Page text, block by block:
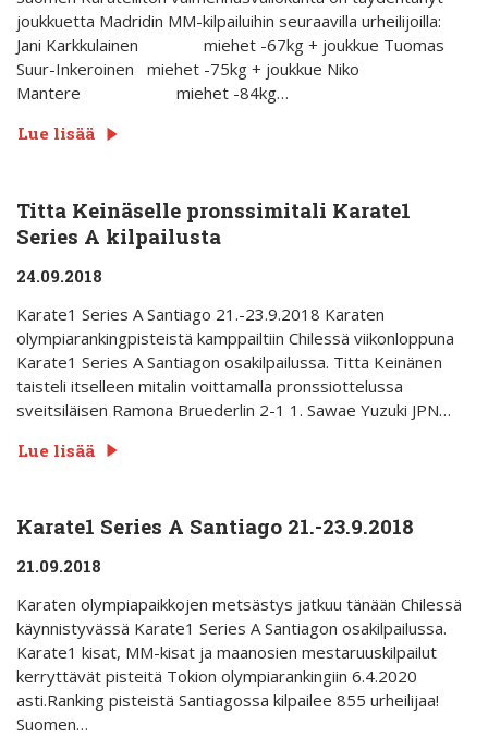
joukkuetta Madridin MM-kilpailuihin seuraavilla urheilijoilla:
Jani Karkkulainen miehet -67kg + joukkue Tuomas
Suur-Inkeroinen miehet -75kg + joukkue Niko
Mantere miehet -84kg…
Lue lisää
Titta Keinäselle pronssimitali Karate1
Series A kilpailusta
24.09.2018
Karate1 Series A Santiago 21.-23.9.2018 Karaten
olympiarankingpisteistä kamppailtiin Chilessä viikonloppuna
Karate1 Series A Santiagon osakilpailussa. Titta Keinänen
taisteli itselleen mitalin voittamalla pronssiottelussa
sveitsiläisen Ramona Bruederlin 2-1 1. Sawae Yuzuki JPN…
Lue lisää
Karate1 Series A Santiago 21.-23.9.2018
21.09.2018
Karaten olympiapaikkojen metsästys jatkuu tänään Chilessä
käynnistyvässä Karate1 Series A Santiagon osakilpailussa.
Karate1 kisat, MM-kisat ja maanosien mestaruuskilpailut
kerryttävät pisteitä Tokion olympiarankingiin 6.4.2020
asti.Ranking pisteistä Santiagossa kilpailee 855 urheilijaa!
Suomen…